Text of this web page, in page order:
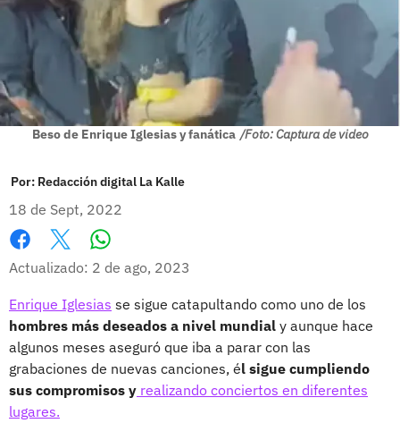
Beso de Enrique Iglesias y fanática /Foto: Captura de video
Por: Redacción digital La Kalle
18 de Sept, 2022
Facebook
X
Actualizado: 2 de ago, 2023
Enrique Iglesias se sigue catapultando como uno de los
hombres más deseados a nivel mundial y aunque hace
algunos meses aseguró que iba a parar con las
grabaciones de nuevas canciones, él sigue cumpliendo
sus compromisos y realizando conciertos en diferentes
lugares.